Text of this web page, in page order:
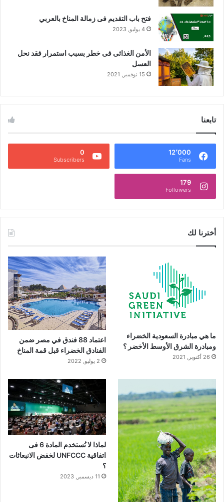
فتح باب التقديم فى زمالة المناخ بالعربي
4 يوليو, 2023
الأمن الغذائى فى خطر بسبب استمرار فقد نحل
العسل
15 نوفمبر, 2021
تابعنا
12٬000
Fans
0
Subscribers
179
Followers
أخترنا لك
ما هي مبادرة السعودية الخضراء
ومبادرة الشرق الأوسط الأخضر ؟
26 أكتوبر, 2021
اعتماد 88 فندق في مصر ضمن
الفنادق الخضراء قبل قمة المناخ
2 يوليو, 2022
لماذا لا تُستخدم المادة 6 فى
اتفاقية UNFCCC لخفض الانبعاثات
؟
11 ديسمبر, 2023